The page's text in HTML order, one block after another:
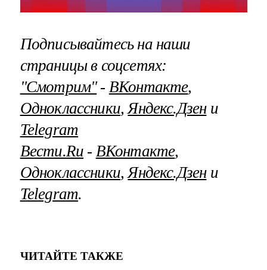
Подписывайтесь на наши
страницы в соцсетях:
"Смотрим"‐ ВКонтакте,
Одноклассники,Яндекс.Дзени
Telegram
Вести.Ru ‐ ВКонтакте,
Одноклассники,Яндекс.Дзени
Telegram.
ЧИТАЙТЕ ТАКЖЕ